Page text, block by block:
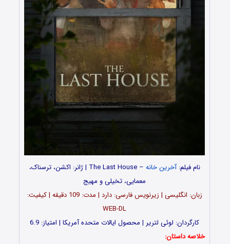
نام فیلم:آخرین خانه
– The Last House | ژانر: اکشن، ترسناک،
معمایی، تخیلی و مهیج
زبان: انگلیسی | زیرنویس فارسی: دارد | مدت: 109 دقیقه | کیفیت:
WEB-DL
کارگردان: لوئی لتریر | محصول ایالات متحده آمریکا | امتیاز: 6.9
خلاصه داستان: